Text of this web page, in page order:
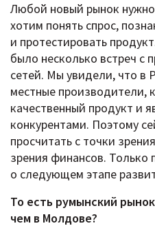
Любой новый рынок
хотим понять спрос,
и протестировать
было несколько встреч с
сетей. Мы увидели, что в
местные производители,
качественный продукт и
конкурентами. Поэтому
просчитать с точки
зрения финансов. Только
о следующем этапе
То есть румынский
чем в Молдове?